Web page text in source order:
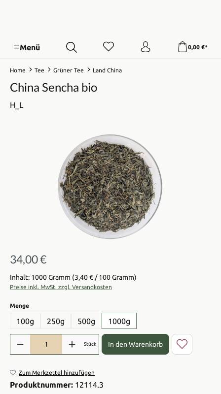
Menü 0,00 €*
Home Tee Grüner Tee Land China
China Sencha bio
H_L
Bildergalerie überspringen
Regulärer Preis:
34,00 €
Inhalt: 1000 Gramm (3,40 € / 100 Gramm)
Preise inkl. MwSt. zzgl. Versandkosten
Mengeauswählen
100g 250g 500g 1000g
Produkt Anzahl: Gib den gewünschten Wert ein oder benutze die
Stück In den Warenkorb
Zum Merkzettel hinzufügen
Produktnummer: 12114.3